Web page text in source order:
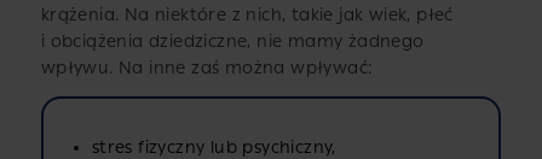
krążenia. Na niektóre z nich, takie jak wiek, płeć
i obciążenia dziedziczne, nie mamy żadnego
wpływu. Na inne zaś można wpływać:
stres fizyczny lub psychiczny,